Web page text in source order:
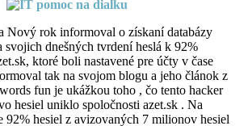
Nový rok informoval o získaní databázy
dnešných tvrdení heslá k 92%
ktoré boli nastavené pre účty v čase
tak na svojom blogu a jeho článok z
fun je ukážkou toho , čo tento hacker
hesiel uniklo spoločnosti azet.sk . Na
92% hesiel z avizovaných 7 milionov hesiel